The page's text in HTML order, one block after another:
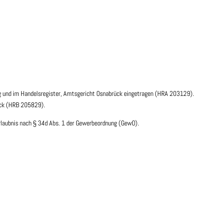
im Handelsregister, Amtsgericht Osnabrück eingetragen (HRA 203129).
(HRB 205829).
nach § 34d Abs. 1 der Gewerbeordnung (GewO).